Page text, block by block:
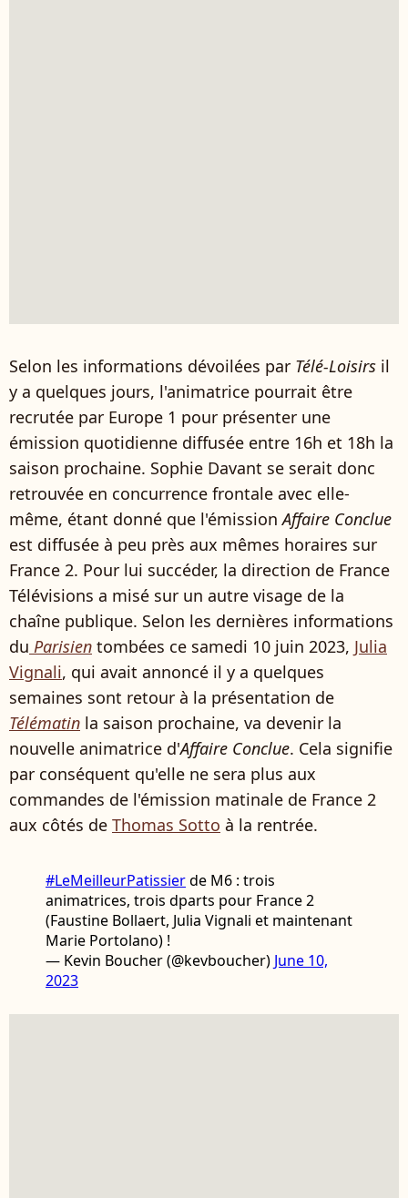
Selon les informations dévoilées par Télé-Loisirs il
y a quelques jours, l'animatrice pourrait être
recrutée par Europe 1 pour présenter une
émission quotidienne diffusée entre 16h et 18h la
saison prochaine. Sophie Davant se serait donc
retrouvée en concurrence frontale avec elle-
même, étant donné que l'émission Affaire Conclue
est diffusée à peu près aux mêmes horaires sur
France 2. Pour lui succéder, la direction de France
Télévisions a misé sur un autre visage de la
chaîne publique. Selon les dernières informations
du Parisien tombées ce samedi 10 juin 2023, Julia
Vignali, qui avait annoncé il y a quelques
semaines sont retour à la présentation de
Télématin la saison prochaine, va devenir la
nouvelle animatrice d'Affaire Conclue. Cela signifie
par conséquent qu'elle ne sera plus aux
commandes de l'émission matinale de France 2
aux côtés de Thomas Sotto à la rentrée.
#LeMeilleurPatissierde M6 : trois
animatrices, trois dparts pour France 2
(Faustine Bollaert, Julia Vignali et maintenant
Marie Portolano) !
— Kevin Boucher (@kevboucher) June 10,
2023